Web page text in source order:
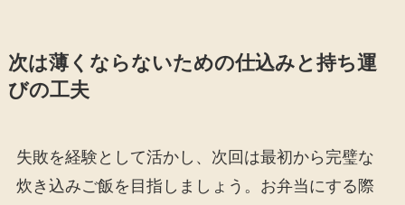
次は薄くならないための仕込みと持ち運
びの工夫
失敗を経験として活かし、次回は最初から完璧な
炊き込みご飯を目指しましょう。お弁当にする際